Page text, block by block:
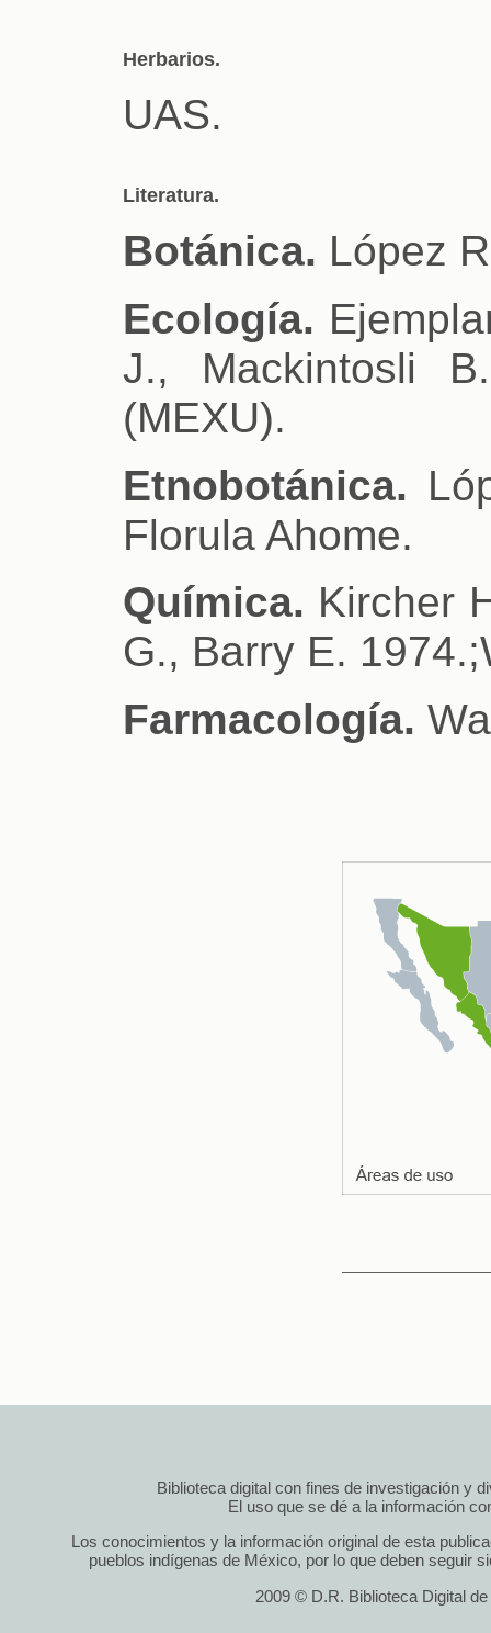
Herbarios.
UAS.
Literatura.
Botánica. López
Ecología.
J., Mackintosli
(MEXU).
Etnobotánica.
Florula Ahome.
Química. Kircher
G., Barry E.
Farmacología.
Biblioteca digital con fines de investigación y
El uso que se dé a la información
Los conocimientos y la información original de esta
pueblos indígenas de México, por lo que deben seguir
2009 © D.R. Biblioteca Digital